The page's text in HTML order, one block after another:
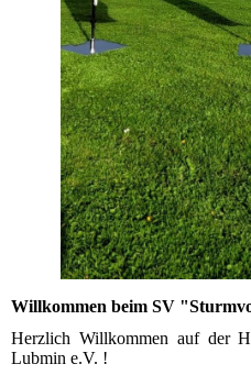
Willkommen beim SV
Herzlich Willkommen auf der
Lubmin e.V. !